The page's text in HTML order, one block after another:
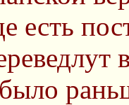
есть
было